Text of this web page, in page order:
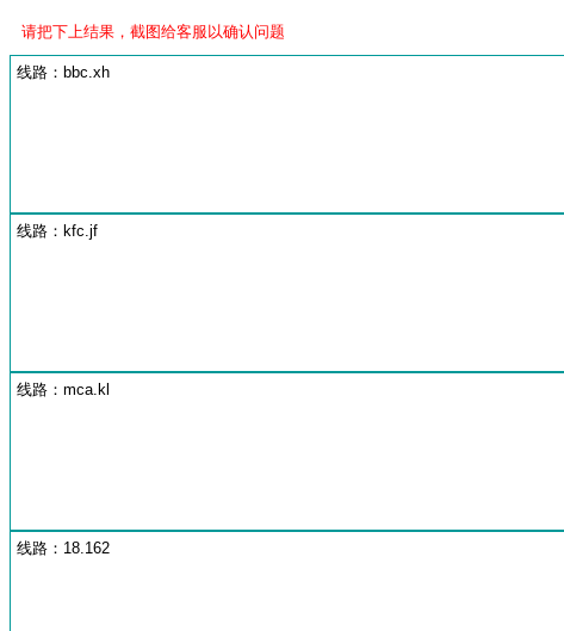
请把下上结果，截图给客服以确认问题
线路：bbc.xh
线路：kfc.jf
线路：mca.kl
线路：18.162